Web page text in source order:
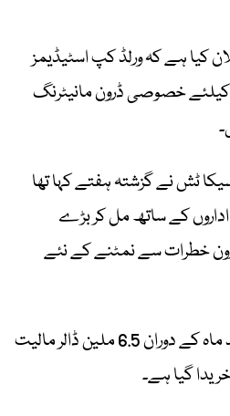
کیا ہے کہ ورلڈ کپ اسٹیڈیمز
خصوصی ڈرون مانیٹرنگ
ٹش نے گزشتہ ہفتے کہا تھا
کے ساتھ مل کر بڑے
خطرات سے نمٹنے کے نئے
انہوں نے بتایا کہ گزشتہ چند ماہ کے دوران 6.5 ملین ڈالر مالیت
گیا ہے۔